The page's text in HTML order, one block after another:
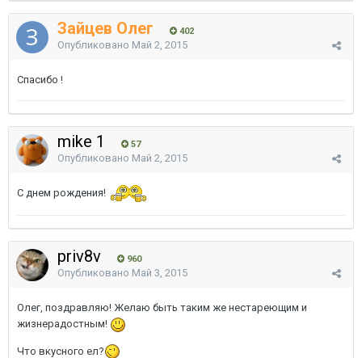
Зайцев Олег 402
Опубликовано Май 2, 2015
Спасибо !
mike 1 57
Опубликовано Май 2, 2015
С днем рождения!
priv8v 960
Опубликовано Май 3, 2015
Олег, поздравляю! Желаю быть таким же нестареющим и
жизнерадостным!
Что вкусного ел?